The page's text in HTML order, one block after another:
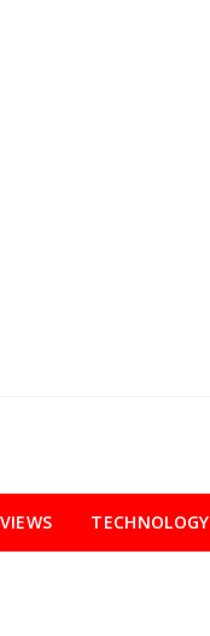
TECHNOLOGY